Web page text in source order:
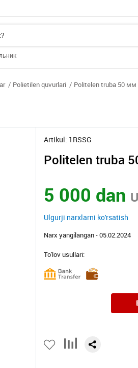
Polietilen quvurlari Politelen truba 50 мм
Artikul: 1RSSG
5 000 dan
Ulgurji narxlarni ko'rsatish
Narx yangilangan - 05.02.2024
To'lov usullari: